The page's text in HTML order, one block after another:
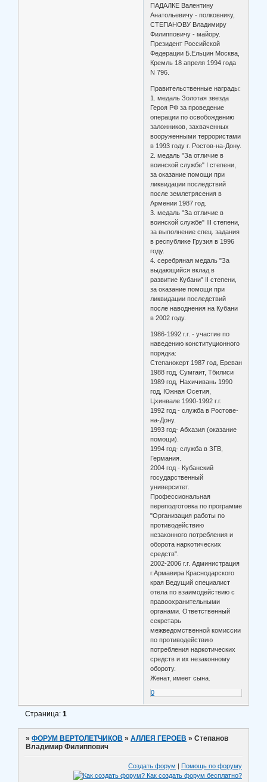
ПАДАЛКЕ Валентину
Анатольевичу - полковнику,
СТЕПАНОВУ Владимиру
Филипповичу - майору.
Президент Российской
Федерации Б.Ельцин Москва,
Кремль 18 апреля 1994 года
N 796.
Правительственные награды:
1. медаль Золотая звезда
Героя РФ за проведение
операции по освобождению
заложников, захваченных
вооруженными террористами
в 1993 году г. Ростов-на-Дону.
2. медаль "За отличие в
воинской службе" I степени,
за оказание помощи при
ликвидации последствий
после землетрясения в
Армении 1987 год.
3. медаль "За отличие в
воинской службе" III степени,
за выполнение спец. задания
в республике Грузия в 1996
году.
4. серебряная медаль "За
выдающийся вклад в
развитие Кубани" II степени,
за оказание помощи при
ликвидации последствий
после наводнения на Кубани
в 2002 году.
1986-1992 г.г. - участие по
наведению конституционного
порядка:
Степанокерт 1987 год, Ереван
1988 год, Сумгаит, Тбилиси
1989 год, Нахичивань 1990
год, Южная Осетия,
Цхинвале 1990-1992 г.г.
1992 год - служба в Ростове-
на-Дону.
1993 год- Абхазия (оказание
помощи).
1994 год- служба в ЗГВ,
Германия.
2004 год - Кубанский
государственный
университет.
Профессиональная
переподготовка по программе
"Организация работы по
противодействию
незаконного потребления и
оборота наркотических
средств".
2002-2006 г.г. Администрация
г.Армавира Краснодарского
края Ведущий специалист
отела по взаимодействию с
правоохранительными
органами. Ответственный
секретарь
межведомственной комиссии
по противодействию
потребления наркотических
средств и их незаконному
обороту.
Женат, имеет сына.
0
Страница:1
»ФОРУМ ВЕРТОЛЕТЧИКОВ »АЛЛЕЯ ГЕРОЕВ »Степанов
Владимир Филиппович
Создать форум | Помощь по форуму